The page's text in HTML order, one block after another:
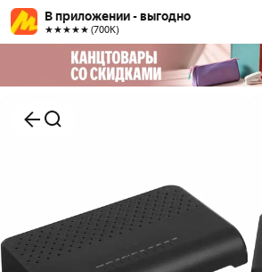
В приложении - выгодно
★★★★★ (700К)